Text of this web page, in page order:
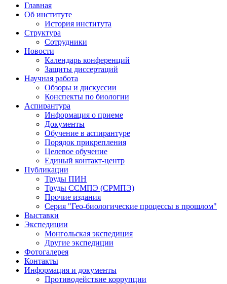
Главная
Об институте
История института
Структура
Сотрудники
Новости
Календарь конференций
Защиты диссертаций
Научная работа
Обзоры и дискуссии
Конспекты по биологии
Аспирантура
Информация о приеме
Документы
Обучение в аспирантуре
Порядок прикрепления
Целевое обучение
Единый контакт-центр
Публикации
Труды ПИН
Труды ССМПЭ (СРМПЭ)
Прочие издания
Серия "Гео-биологические процессы в прошлом"
Выставки
Экспедиции
Монгольская экспедиция
Другие экспедиции
Фотогалерея
Контакты
Информация и документы
Противодействие коррупции